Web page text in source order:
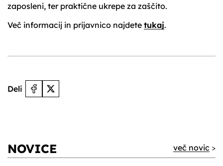
zaposleni, ter praktične ukrepe za zaščito.
Več informacij in prijavnico najdete tukaj.
Deli
NOVICE več novic >